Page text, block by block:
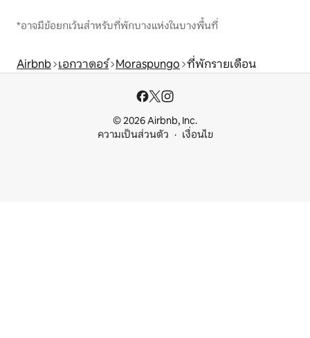
*อาจมีข้อยกเว้นสำหรับที่พักบางแห่งในบางพื้นที่
Airbnb เอกวาดอร์ Moraspungo ที่พักรายเดือน
© 2026 Airbnb, Inc.
ความเป็นส่วนตัว
เงื่อนไข